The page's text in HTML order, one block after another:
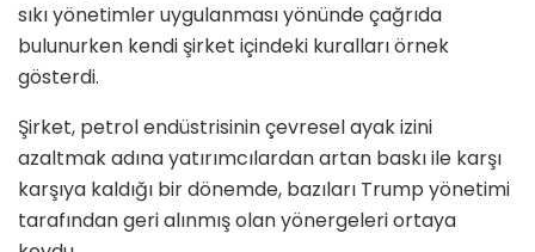
sıkı yönetimler uygulanması yönünde çağrıda
bulunurken kendi şirket içindeki kuralları örnek
gösterdi.
Şirket, petrol endüstrisinin çevresel ayak izini
azaltmak adına yatırımcılardan artan baskı ile karşı
karşıya kaldığı bir dönemde, bazıları Trump yönetimi
tarafından geri alınmış olan yönergeleri ortaya